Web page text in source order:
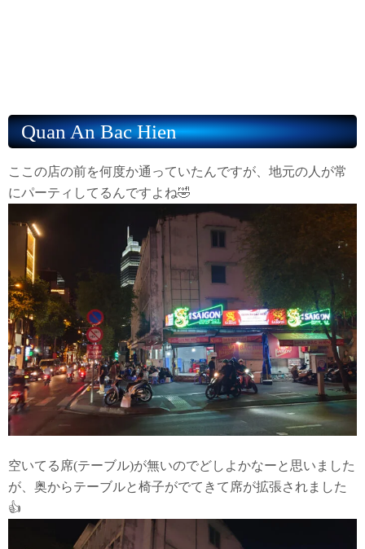
Quan An Bac Hien
ここの店の前を何度か通っていたんですが、地元の人が常
にパーティしてるんですよね🤣
空いてる席(テーブル)が無いのでどしよかなーと思いました
が、奥からテーブルと椅子がでてきて席が拡張されました
👍